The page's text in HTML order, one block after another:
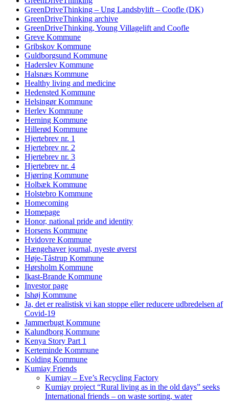
GreenDriveThinking – Ung Landsbylift – Coofle (DK)
GreenDriveThinking archive
GreenDriveThinking, Young Villagelift and Coofle
Greve Kommune
Gribskov Kommune
Guldborgsund Kommune
Haderslev Kommune
Halsnæs Kommune
Healthy living and medicine
Hedensted Kommune
Helsingør Kommune
Herlev Kommune
Herning Kommune
Hillerød Kommune
Hjertebrev nr. 1
Hjertebrev nr. 2
Hjertebrev nr. 3
Hjertebrev nr. 4
Hjørring Kommune
Holbæk Kommune
Holstebro Kommune
Homecoming
Homepage
Honor, national pride and identity
Horsens Kommune
Hvidovre Kommune
Hængehaver journal, nyeste øverst
Høje-Tåstrup Kommune
Hørsholm Kommune
Ikast-Brande Kommune
Investor page
Ishøj Kommune
Ja, det er realistisk vi kan stoppe eller reducere udbredelsen af
Covid-19
Jammerbugt Kommune
Kalundborg Kommune
Kenya Story Part 1
Kerteminde Kommune
Kolding Kommune
Kumiay Friends
Kumiay – Eve’s Recycling Factory
Kumiay project “Rural living as in the old days” seeks
International friends – on waste sorting, water